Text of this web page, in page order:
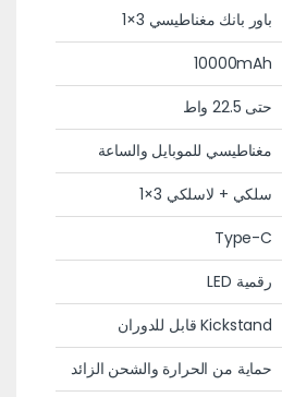
باور بانك مغناطيسي 3×1
10000mAh
حتى 22.5 واط
مغناطيسي للموبايل والساعة
سلكي + لاسلكي 3×1
Type-C
رقمية LED
Kickstand قابل للدوران
حماية من الحرارة والشحن الزائد